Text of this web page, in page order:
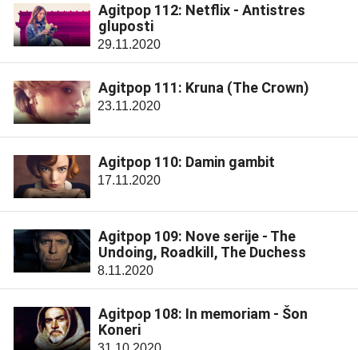
Agitpop 112: Netflix - Antistres
gluposti
29.11.2020
Agitpop 111: Kruna (The Crown)
23.11.2020
Agitpop 110: Damin gambit
17.11.2020
Agitpop 109: Nove serije - The
Undoing, Roadkill, The Duchess
8.11.2020
Agitpop 108: In memoriam - Šon
Koneri